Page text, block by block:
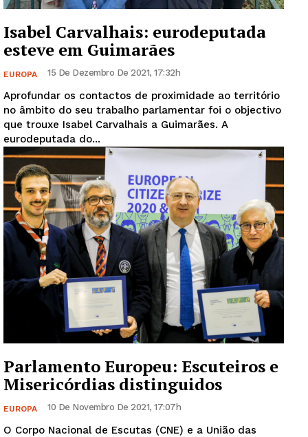
Isabel Carvalhais: eurodeputada
esteve em Guimarães
EUROPA 15 De Dezembro De 2021, 17:32h
Aprofundar os contactos de proximidade ao território
no âmbito do seu trabalho parlamentar foi o objectivo
que trouxe Isabel Carvalhais a Guimarães. A
eurodeputada do...
Parlamento Europeu: Escuteiros e
Misericórdias distinguidos
EUROPA 10 De Novembro De 2021, 17:07h
O Corpo Nacional de Escutas (CNE) e a União das